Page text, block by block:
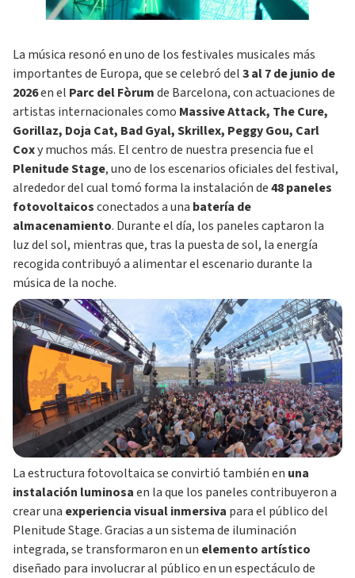
La música resonó en uno de los festivales musicales más
importantes de Europa, que se celebró del3 al 7 de junio de
2026en el Parc del Fòrumde Barcelona, con actuaciones de
artistas internacionales como Massive Attack, The Cure,
Gorillaz, Doja Cat, Bad Gyal, Skrillex, Peggy Gou, Carl
Coxy muchos más. El centro de nuestra presencia fue el
Plenitude Stage, uno de los escenarios oficiales del festival,
alrededor del cual tomó forma la instalación de48 paneles
fotovoltaicosconectados a una batería de
almacenamiento. Durante el día, los paneles captaron la
luz del sol, mientras que, tras la puesta de sol, la energía
recogida contribuyó a alimentar el escenario durante la
música de la noche.
La estructura fotovoltaica se convirtió también en una
instalación luminosaen la que los paneles contribuyeron a
crear una experiencia visual inmersiva para el público del
Plenitude Stage. Gracias a un sistema de iluminación
integrada, se transformaron en un elemento artístico
diseñado para involucrar al público en un espectáculo de